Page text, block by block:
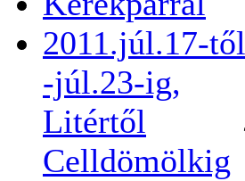
2011.júl.17-től
-júl.23-ig,
Litértől
Celldömölkig